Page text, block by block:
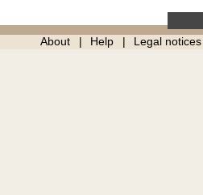
About Help Legal notices